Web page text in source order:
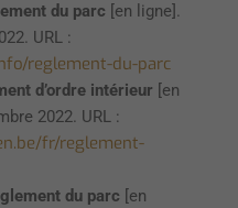
du parc [en ligne].
URL :
reglement-du-parc
d’ordre intérieur [en
2022. URL :
fr/reglement-
du parc [en